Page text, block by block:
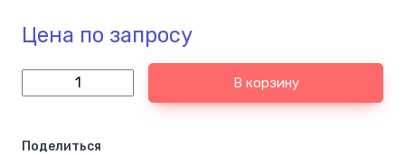
Цена по запросу
В корзину
Поделиться